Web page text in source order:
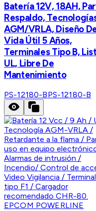
Batería 12V, 18AH,
Respaldo,
AGM/VRLA, Diseño
Vida Útil 5 Años,
Terminales Tipo B,
UL, Libre De
Mantenimiento
PS-12180-BPS-12180-B
EPCOM POWERLINE